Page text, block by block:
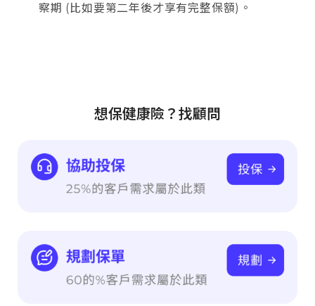
察期 (比如要第二年後才享有完整保額)。
想保健康險？找顧問